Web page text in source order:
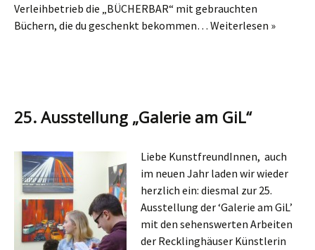
Verleihbetrieb die „BÜCHERBAR“ mit gebrauchten
Büchern, die du geschenkt bekommen… Weiterlesen »
25. Ausstellung „Galerie am GiL“
Liebe KunstfreundInnen, auch
im neuen Jahr laden wir wieder
herzlich ein: diesmal zur 25.
Ausstellung der ‘Galerie am GiL’
mit den sehenswerten Arbeiten
der Recklinghäuser Künstlerin